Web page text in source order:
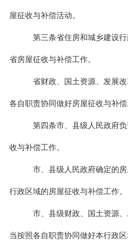
屋征收与补偿活动。
第三条省住房和城乡建设
省房屋征收与补偿工作。
省财政、国土资源、发展改
各自职责协同做好房屋征收与补偿
第四条市、县级人民政府
收与补偿工作。
市、县级人民政府确定的
行政区域的房屋征收与补偿工作。
市、县级财政、国土资源
当按照各自职责协同做好本行政